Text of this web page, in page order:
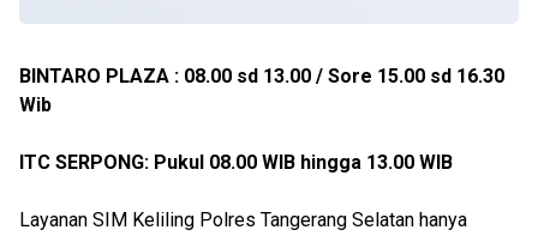
BINTARO PLAZA : 08.00 sd 13.00 / Sore 15.00 sd 16.30
Wib
ITC SERPONG: Pukul 08.00 WIB hingga 13.00 WIB
Layanan SIM Keliling Polres Tangerang Selatan hanya